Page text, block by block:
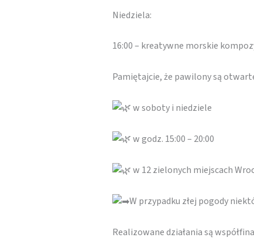
Niedziela:
16:00 – kreatywne morskie
Pamiętajcie, że pawilony są
w soboty i niedziele
w godz. 15:00 – 20:00
w 12 zielonych miejscach
W przypadku złej pogody
Realizowane działania są